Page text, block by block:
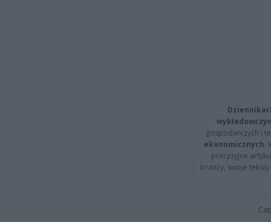
gospodarczych i
ekonomicznych.
precyzyjne
branży, swoje